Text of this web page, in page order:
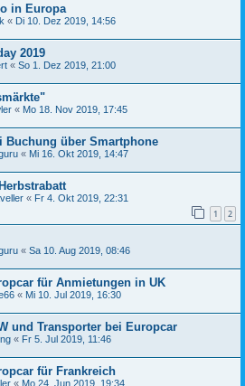
in Europa
« Di 10. Dez 2019, 14:56
2019
« So 1. Dez 2019, 21:00
« Mo 18. Nov 2019, 17:45
Buchung über Smartphone
« Mi 16. Okt 2019, 14:47
« Fr 4. Okt 2019, 22:31
1 2
« Sa 10. Aug 2019, 08:46
für Anmietungen in UK
« Mi 10. Jul 2019, 16:30
und Transporter bei Europcar
« Fr 5. Jul 2019, 11:46
für Frankreich
« Mo 24. Jun 2019, 19:34